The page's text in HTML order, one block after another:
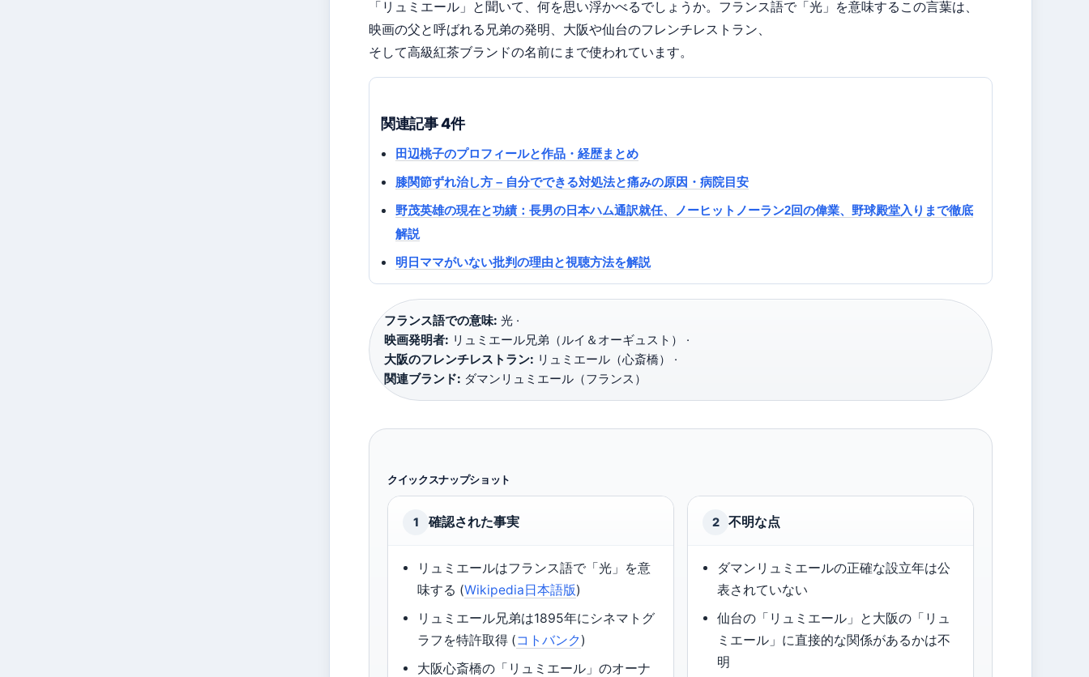
「リュミエール」と聞いて、何を思い浮かべるでしょうか。フランス語で「光」を意味するこの言葉は、
映画の父と呼ばれる兄弟の発明、大阪や仙台のフレンチレストラン、
そして高級紅茶ブランドの名前にまで使われています。
関連記事 4件
田辺桃子のプロフィールと作品・経歴まとめ
膝関節ずれ治し方 – 自分でできる対処法と痛みの原因・病院目安
野茂英雄の現在と功績：長男の日本ハム通訳就任、ノーヒットノーラン2回の偉業、野球殿堂入りまで徹底
解説
明日ママがいない批判の理由と視聴方法を解説
フランス語での意味: 光 ·
映画発明者: リュミエール兄弟（ルイ＆オーギュスト） ·
大阪のフレンチレストラン: リュミエール（心斎橋） ·
関連ブランド: ダマンリュミエール（フランス）
クイックスナップショット
1 確認された事実
リュミエールはフランス語で「光」を意
味する (Wikipedia日本語版)
リュミエール兄弟は1895年にシネマトグ
ラフを特許取得 (コトバンク )
大阪心斎橋の「リュミエール」のオーナ
2 不明な点
ダマンリュミエールの正確な設立年は公
表されていない
仙台の「リュミエール」と大阪の「リュ
ミエール」に直接的な関係があるかは不
明